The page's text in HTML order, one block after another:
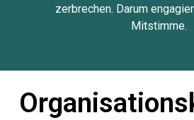
zerbrechen. Darum
Mitstimme.